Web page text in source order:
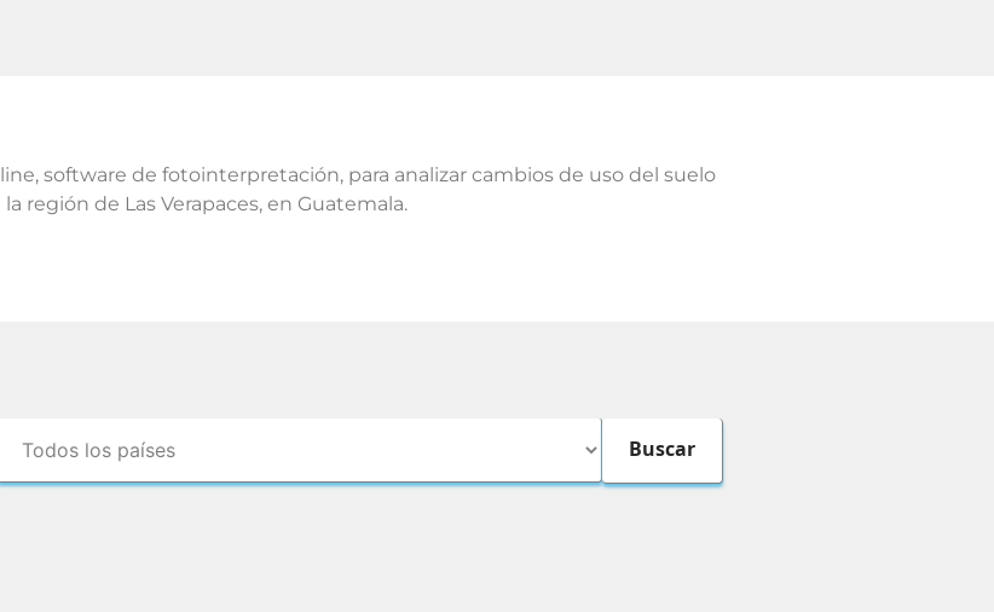
software de fotointerpretación, para analizar cambios de uso del suelo
región de Las Verapaces, en Guatemala.